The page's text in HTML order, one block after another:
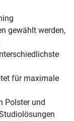
gewählt werden,
für maximale
Polster und